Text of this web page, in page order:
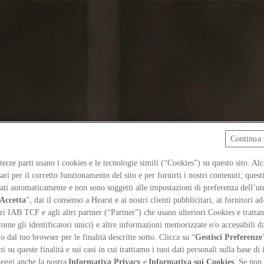
con base a Bruxelles, dove dirige uno studio focalizzato
parti usano i cookies e le tecnologie simili (“Cookies”) su questo sito.
per il corretto funzionamento del sito e per fornirti i nostri contenuti;
automaticamente e non sono soggetti alle impostazioni di preferenza
Accetta”, dai il consenso a Hearst e ai nostri clienti pubblicitari, ai fornitori
IAB TCF e agli altri partner (“Partner”) che usano ulteriori Cookies e
gli identificatori unici) e altre informazioni memorizzate e/o accessibili
dal tuo browser per le finalità descritte sotto. Clicca su “Gestisci Preferenze
su queste finalità e sui casi in cui trattiamo i tuoi dati personali sulla base di
anche la nostraInformativa Privacy eInformativa sui Cookies. Se
Continua